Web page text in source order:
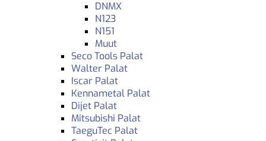
DNMX
N123
N151
Muut
Seco Tools Palat
Walter Palat
Iscar Palat
Kennametal Palat
Dijet Palat
Mitsubishi Palat
TaeguTec Palat